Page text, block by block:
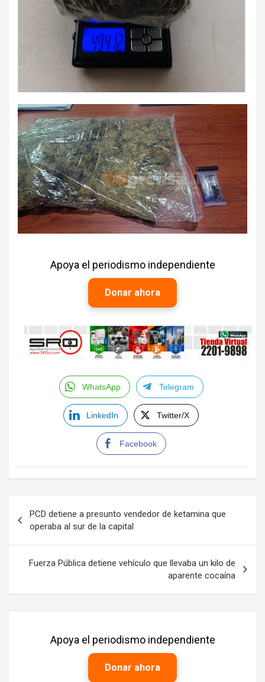
Apoya el periodismo independiente
Donar ahora
WhatsApp Telegram
LinkedIn Twitter/X
Facebook
de
entradas
PCD detiene a presunto vendedor de ketamina que
operaba al sur de la capital
Fuerza Pública detiene vehículo que llevaba un kilo de
aparente cocaína
Apoya el periodismo independiente
Donar ahora